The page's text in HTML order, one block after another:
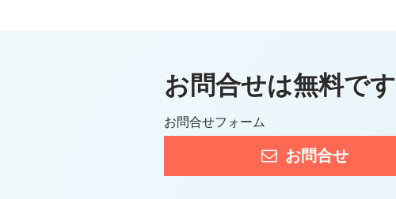
お問合せは無料です
お問合せフォーム
お問合せ